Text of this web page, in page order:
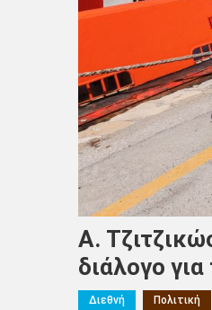
Α.
διάλογο
Διεθνή Πολιτική